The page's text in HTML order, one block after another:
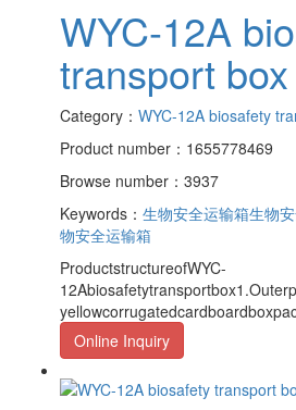
WYC-12A
transport box
Category： WYC-12A biosafety
Product number：1655778469
Browse number：3937
Keywords： 生物安全运输箱生物
物安全运输箱
ProductstructureofWYC-
Online Inquiry